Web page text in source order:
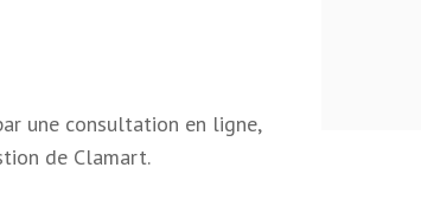
une consultation en ligne,
de Clamart.